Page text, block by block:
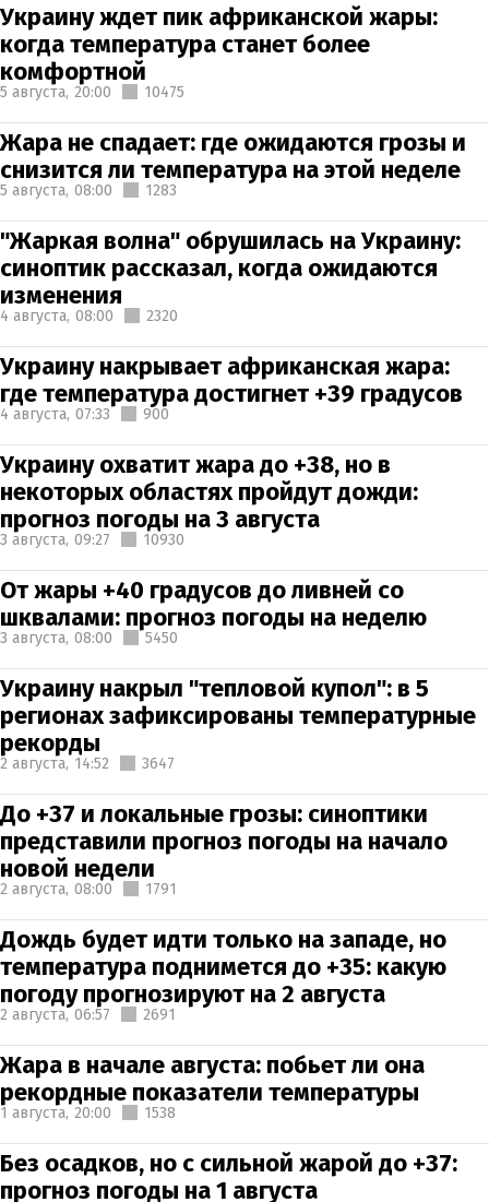
Украину ждет пик африканской жары:
когда температура станет более
комфортной
5 августа, 20:00 10475
Жара не спадает: где ожидаются грозы и
снизится ли температура на этой неделе
5 августа, 08:00 1283
"Жаркая волна" обрушилась на Украину:
синоптик рассказал, когда ожидаются
изменения
4 августа, 08:00 2320
Украину накрывает африканская жара:
где температура достигнет +39 градусов
4 августа, 07:33 900
Украину охватит жара до +38, но в
некоторых областях пройдут дожди:
прогноз погоды на 3 августа
3 августа, 09:27 10930
От жары +40 градусов до ливней со
шквалами: прогноз погоды на неделю
3 августа, 08:00 5450
Украину накрыл "тепловой купол": в 5
регионах зафиксированы температурные
рекорды
2 августа, 14:52 3647
До +37 и локальные грозы: синоптики
представили прогноз погоды на начало
новой недели
2 августа, 08:00 1791
Дождь будет идти только на западе, но
температура поднимется до +35: какую
погоду прогнозируют на 2 августа
2 августа, 06:57 2691
Жара в начале августа: побьет ли она
рекордные показатели температуры
1 августа, 20:00 1538
Без осадков, но с сильной жарой до +37:
прогноз погоды на 1 августа